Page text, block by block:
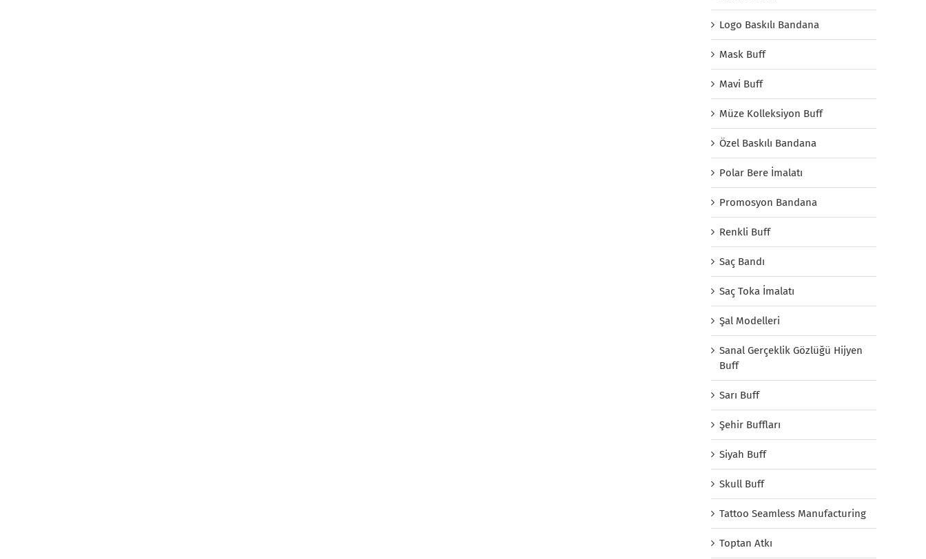
Logo Baskılı Bandana
Mask Buff
Mavi Buff
Müze Kolleksiyon Buff
Özel Baskılı Bandana
Polar Bere İmalatı
Promosyon Bandana
Renkli Buff
Saç Bandı
Saç Toka İmalatı
Şal Modelleri
Sanal Gerçeklik Gözlüğü Hijyen
Buff
Sarı Buff
Şehir Buffları
Siyah Buff
Skull Buff
Tattoo Seamless Manufacturing
Toptan Atkı